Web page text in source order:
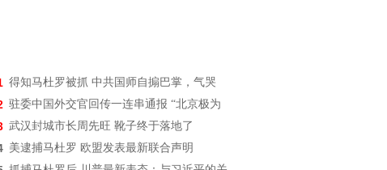
得知马杜罗被抓 中共国师自搧巴掌，气哭
驻委中国外交官回传一连串通报 “北京极为
武汉封城市长周先旺 靴子终于落地了
美逮捕马杜罗 欧盟发表最新联合声明